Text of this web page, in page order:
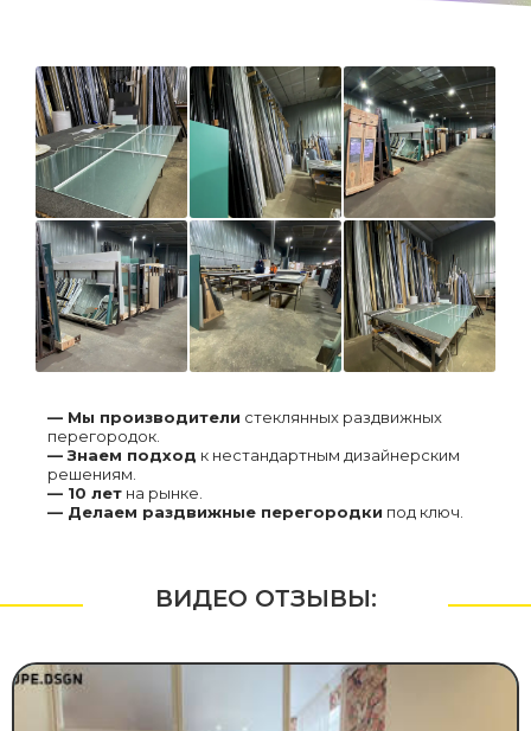
— Мы производители стеклянных раздвижных
перегородок.
— Знаем подход к нестандартным дизайнерским
решениям.
— 10 лет на рынке.
— Делаем раздвижные перегородки под ключ.
ВИДЕО ОТЗЫВЫ: